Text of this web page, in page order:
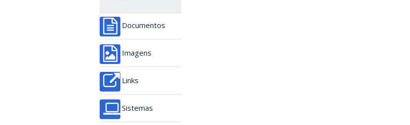
Documentos
Imagens
Links
Sistemas